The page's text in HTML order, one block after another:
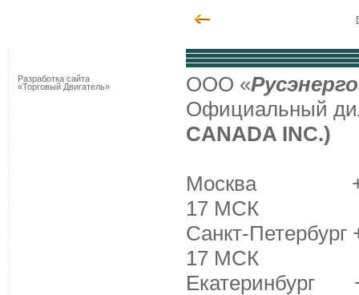
Разработка сайта
«Торговый Двигатель»
ООО «
Официальный
CANADA INC.)
Москва +7
17 МСК
Санкт-
17 МСК
Екатеринбург